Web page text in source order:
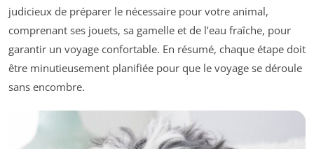
judicieux de préparer le nécessaire pour votre animal,
comprenant ses jouets, sa gamelle et de l’eau fraîche, pour
garantir un voyage confortable. En résumé, chaque étape doit
être minutieusement planifiée pour que le voyage se déroule
sans encombre.